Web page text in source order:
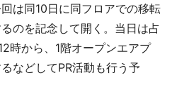
は同10日に同フロアでの移転
のを記念して開く。当日は占
時から、1階オープンエアプ
などしてPR活動も行う予